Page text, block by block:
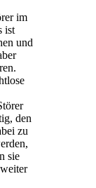
im
ist
und
den
zu
sie
weiter